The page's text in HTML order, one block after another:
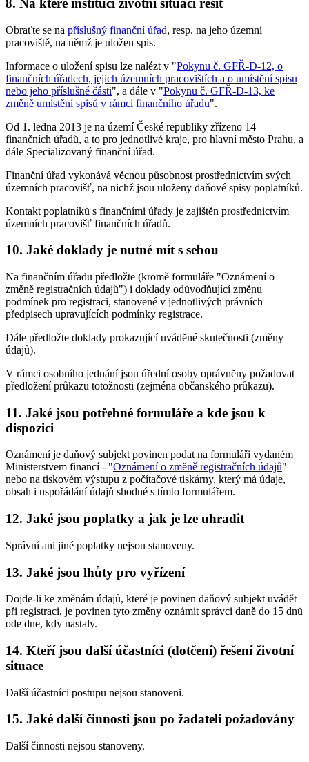
8. Na které instituci životní situaci řešit
Obraťte se na příslušný finanční úřad, resp. na jeho územní
pracoviště, na němž je uložen spis.
Informace o uložení spisu lze nalézt v "Pokynu č. GFŘ-D-12, o
finančních úřadech, jejich územních pracovištích a o umístění spisu
nebo jeho příslušné části", a dále v "Pokynu č. GFŘ-D-13, ke
změně umístění spisů v rámci finančního úřadu".
Od 1. ledna 2013 je na území České republiky zřízeno 14
finančních úřadů, a to pro jednotlivé kraje, pro hlavní město Prahu, a
dále Specializovaný finanční úřad.
Finanční úřad vykonává věcnou působnost prostřednictvím svých
územních pracovišť, na nichž jsou uloženy daňové spisy poplatníků.
Kontakt poplatníků s finančními úřady je zajištěn prostřednictvím
územních pracovišť finančních úřadů.
10. Jaké doklady je nutné mít s sebou
Na finančním úřadu předložte (kromě formuláře "Oznámení o
změně registračních údajů") i doklady odůvodňující změnu
podmínek pro registraci, stanovené v jednotlivých právních
předpisech upravujících podmínky registrace.
Dále předložte doklady prokazující uváděné skutečnosti (změny
údajů).
V rámci osobního jednání jsou úřední osoby oprávněny požadovat
předložení průkazu totožnosti (zejména občanského průkazu).
11. Jaké jsou potřebné formuláře a kde jsou k
dispozici
Oznámení je daňový subjekt povinen podat na formuláři vydaném
Ministerstvem financí - "Oznámení o změně registračních údajů"
nebo na tiskovém výstupu z počítačové tiskárny, který má údaje,
obsah i uspořádání údajů shodné s tímto formulářem.
12. Jaké jsou poplatky a jak je lze uhradit
Správní ani jiné poplatky nejsou stanoveny.
13. Jaké jsou lhůty pro vyřízení
Dojde-li ke změnám údajů, které je povinen daňový subjekt uvádět
při registraci, je povinen tyto změny oznámit správci daně do 15 dnů
ode dne, kdy nastaly.
14. Kteří jsou další účastníci (dotčení) řešení životní
situace
Další účastníci postupu nejsou stanoveni.
15. Jaké další činnosti jsou po žadateli požadovány
Další činnosti nejsou stanoveny.